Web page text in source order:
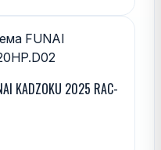
KADZOKU 2025 RAC-